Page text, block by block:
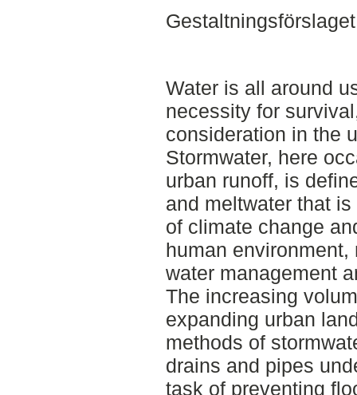
Water is all around
necessity for
consideration in the
Stormwater, here
urban runoff, is
and meltwater that
of climate change
human
water management
The increasing
expanding urban
methods of
drains and pipes
task of preventing